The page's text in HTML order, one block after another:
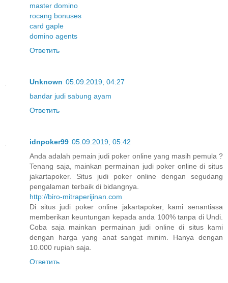
master domino
rocang bonuses
card gaple
domino agents
Ответить
Unknown 05.09.2019, 04:27
bandar judi sabung ayam
Ответить
idnpoker99 05.09.2019, 05:42
Anda adalah pemain judi poker online yang masih pemula ?
Tenang saja, mainkan permainan judi poker online di situs
jakartapoker. Situs judi poker online dengan segudang
pengalaman terbaik di bidangnya.
http://biro-mitraperijinan.com
Di situs judi poker online jakartapoker, kami senantiasa
memberikan keuntungan kepada anda 100% tanpa di Undi.
Coba saja mainkan permainan judi online di situs kami
dengan harga yang anat sangat minim. Hanya dengan
10.000 rupiah saja.
Ответить